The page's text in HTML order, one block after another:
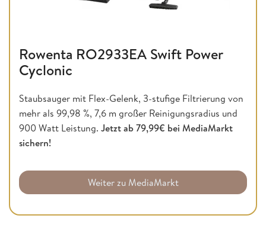
Rowenta RO2933EA Swift Power
Cyclonic
Staubsauger mit Flex-Gelenk, 3-stufige Filtrierung von
mehr als 99,98 %, 7,6 m großer Reinigungsradius und
900 Watt Leistung. Jetzt ab 79,99€ bei MediaMarkt
sichern!
Weiter zu MediaMarkt